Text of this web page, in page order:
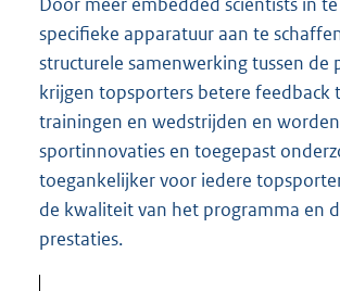
specifieke apparatuur aan te
structurele samenwerking tussen de
krijgen topsporters betere feedback
trainingen en wedstrijden en worden
sportinnovaties en toegepast
toegankelijker voor iedere
de kwaliteit van het programma en
prestaties.